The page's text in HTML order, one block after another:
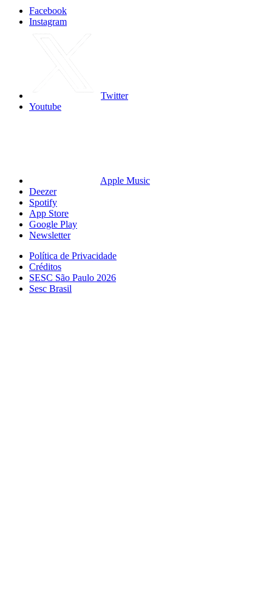
Facebook
Instagram
Twitter
Youtube
Apple Music
Deezer
Spotify
App Store
Google Play
Newsletter
Política de Privacidade
Créditos
SESC São Paulo 2026
Sesc Brasil